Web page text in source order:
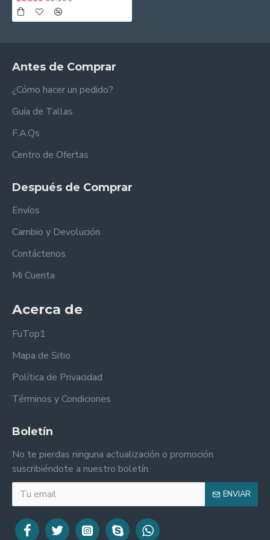
Antes de Comprar
¿Cómo hacer un pedido?
Guía de Tallas
F.A.Qs
Centro de Ofertas
Después de Comprar
Envíos
Cambio y Devolución
Contáctenos
Mi Cuenta
Acerca de
FuTop1
Mapa de Sitio
Política de Privacidad
Términos y Condiciones
Boletín
No te pierdas ninguna actualización o promoción
suscribiéndote a nuestro boletín.
ENVIAR